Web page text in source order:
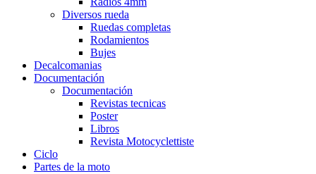
Diversos rueda
Ruedas completas
Rodamientos
Bujes
Decalcomanias
Documentación
Documentación
Revistas tecnicas
Poster
Libros
Revista Motocyclettiste
Ciclo
Partes de la moto